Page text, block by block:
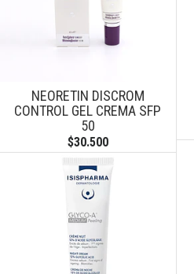
NEORETIN DISCROM
CONTROL GEL CREMA SFP
50
$30.500